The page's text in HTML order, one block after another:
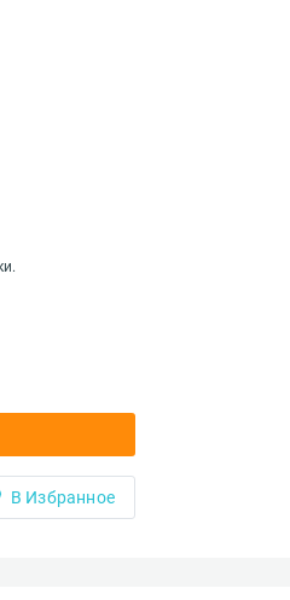
В Избранное